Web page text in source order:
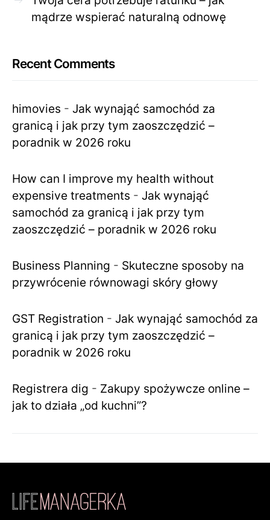
mądrze wspierać naturalną odnowę
Recent Comments
himovies - Jak wynająć samochód za
granicą i jak przy tym zaoszczędzić –
poradnik w 2026 roku
How can I improve my health without
expensive treatments - Jak wynająć
samochód za granicą i jak przy tym
zaoszczędzić – poradnik w 2026 roku
Business Planning - Skuteczne sposoby na
przywrócenie równowagi skóry głowy
GST Registration - Jak wynająć samochód za
granicą i jak przy tym zaoszczędzić –
poradnik w 2026 roku
Registrera dig - Zakupy spożywcze online –
jak to działa „od kuchni”?